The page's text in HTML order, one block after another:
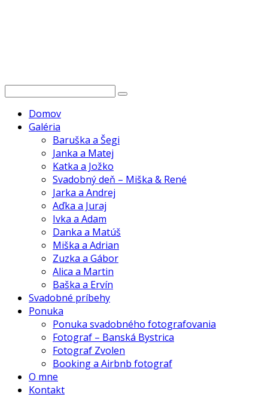
Domov
Galéria
Baruška a Šegi
Janka a Matej
Katka a Jožko
Svadobný deň – Miška & René
Jarka a Andrej
Aďka a Juraj
Ivka a Adam
Danka a Matúš
Miška a Adrian
Zuzka a Gábor
Alica a Martin
Baška a Ervín
Svadobné príbehy
Ponuka
Ponuka svadobného fotografovania
Fotograf – Banská Bystrica
Fotograf Zvolen
Booking a Airbnb fotograf
O mne
Kontakt